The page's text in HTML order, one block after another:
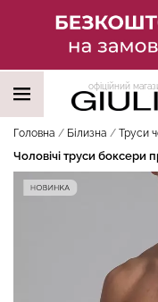
офіційний
Головна Білизна Труси
Чоловiчi труси боксери
НАШІ ТРЕНДОВІ